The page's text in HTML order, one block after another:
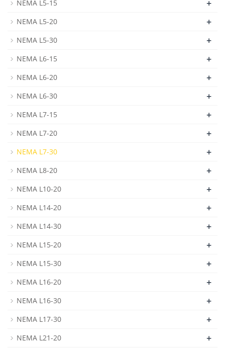
NEMA L5-15 +
NEMA L5-20 +
NEMA L5-30 +
NEMA L6-15 +
NEMA L6-20 +
NEMA L6-30 +
NEMA L7-15 +
NEMA L7-20 +
NEMA L7-30 +
NEMA L8-20 +
NEMA L10-20 +
NEMA L14-20 +
NEMA L14-30 +
NEMA L15-20 +
NEMA L15-30 +
NEMA L16-20 +
NEMA L16-30 +
NEMA L17-30 +
NEMA L21-20 +